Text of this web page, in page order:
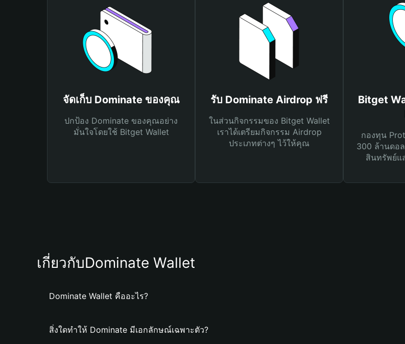
จัดเก็บ Dominate ของคุณ
ปกป้อง Dominate ของคุณอย่าง
มั่นใจโดยใช้ Bitget Wallet
รับ Dominate Airdrop ฟรี
ในส่วนกิจกรรมของ Bitget Wallet
เราได้เตรียมกิจกรรม Airdrop
ประเภทต่างๆ ไว้ให้คุณ
Bitget
กองทุน
300 ล้านดอ
สินทรัพย์แ
เกี่ยวกับDominate Wallet
Dominate Wallet คืออะไร?
สิ่งใดทำให้ Dominate มีเอกลักษณ์เฉพาะตัว?